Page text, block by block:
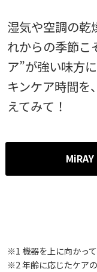
湿気や空調の乾
れからの季節こ
ア”が強い味方
キンケア時間を
えてみて！
※1 機器を上に向かっ
※2 年齢に応じたケア